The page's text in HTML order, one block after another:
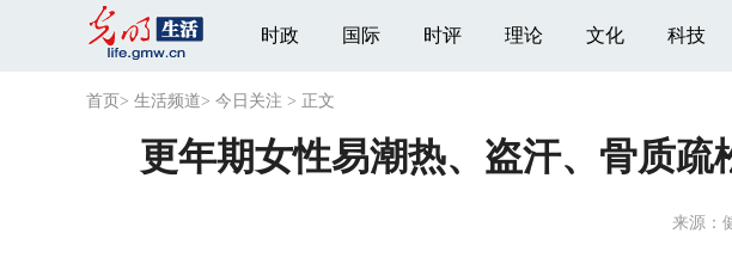
时政 国际 时评 理论 文化 科技
首页 > 生活频道> 今日关注 > 正文
更年期女性易潮热、盗汗、骨质疏
来源：